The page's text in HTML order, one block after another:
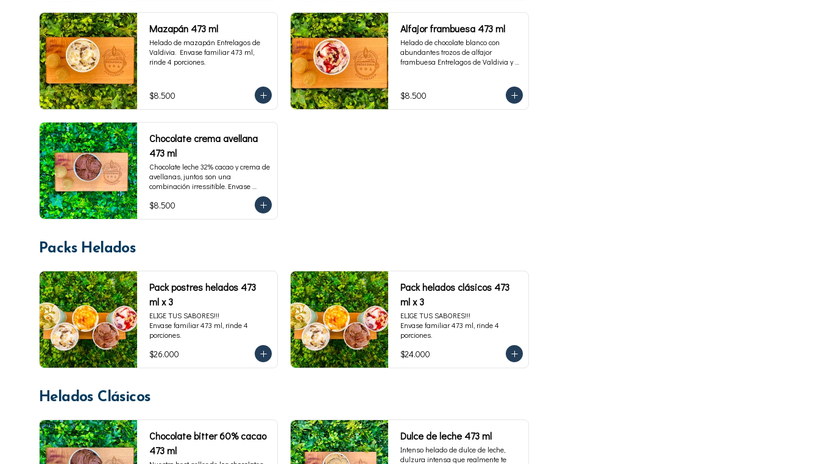
Mazapán 473 ml
Helado de mazapán Entrelagos de
Valdivia.  Envase familiar 473 ml,
rinde 4 porciones.
$8.500
Alfajor frambuesa 473 ml
Helado de chocolate blanco con
abundantes trozos de alfajor
frambuesa Entrelagos de Valdivia y
$8.500
Chocolate crema avellana
473 ml
Chocolate leche 32% cacao y crema de
avellanas, juntos son una
combinación irressitible. Envase
$8.500
Packs Helados
Pack postres helados 473
ml x 3
ELIGE TUS SABORES!!!
Envase familiar 473 ml, rinde 4
porciones.
$26.000
Pack helados clásicos 473
ml x 3
ELIGE TUS SABORES!!!
Envase familiar 473 ml, rinde 4
porciones.
$24.000
Helados Clásicos
Chocolate bitter 60% cacao
473 ml
Dulce de leche 473 ml
Intenso helado de dulce de leche,
dulzura intensa que realmente te